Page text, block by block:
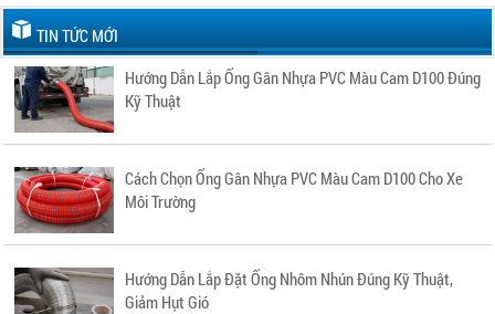
TIN TỨC MỚI
Hướng Dẫn Lắp Ống Gân Nhựa PVC Màu Cam D100 Đúng
Kỹ Thuật
Cách Chọn Ống Gân Nhựa PVC Màu Cam D100 Cho Xe
Môi Trường
Hướng Dẫn Lắp Đặt Ống Nhôm Nhún Đúng Kỹ Thuật,
Giảm Hụt Gió